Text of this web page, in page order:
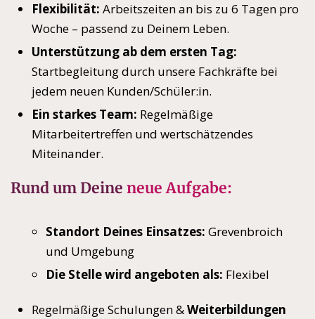
Flexibilität: Arbeitszeiten an bis zu 6 Tagen pro
Woche – passend zu Deinem Leben.
Unterstützung ab dem ersten Tag:
Startbegleitung durch unsere Fachkräfte bei
jedem neuen Kunden/Schüler:in.
Ein starkes Team: Regelmäßige
Mitarbeitertreffen und wertschätzendes
Miteinander.
Rund um Deine neue Aufgabe:
Standort Deines Einsatzes: Grevenbroich
und Umgebung
Die Stelle wird angeboten als: Flexibel
Regelmäßige Schulungen &Weiterbildungen